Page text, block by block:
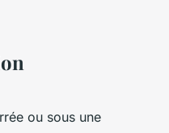
ou sous une